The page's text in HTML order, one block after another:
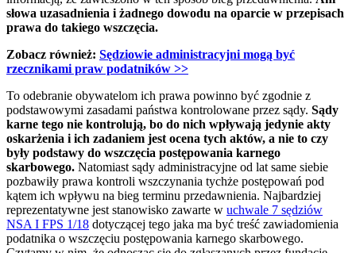
słowa uzasadnienia i żadnego dowodu na oparcie w przepisach
prawa do takiego wszczęcia.
Zobacz również: Sędziowie administracyjni mogą być
rzecznikami praw podatników >>
To odebranie obywatelom ich prawa powinno być zgodnie z
podstawowymi zasadami państwa kontrolowane przez sądy. Sądy
karne tego nie kontrolują, bo do nich wpływają jedynie akty
oskarżenia i ich zadaniem jest ocena tych aktów, a nie to czy
były podstawy do wszczęcia postępowania karnego
skarbowego. Natomiast sądy administracyjne od lat same siebie
pozbawiły prawa kontroli wszczynania tychże postępowań pod
kątem ich wpływu na bieg terminu przedawnienia. Najbardziej
reprezentatywne jest stanowisko zawarte w uchwale 7 sędziów
NSA I FPS 1/18 dotyczącej tego jaka ma być treść zawiadomienia
podatnika o wszczęciu postępowania karnego skarbowego.